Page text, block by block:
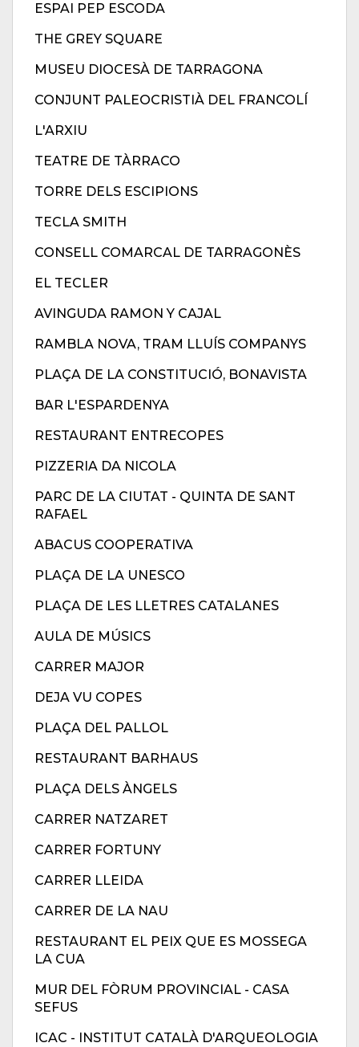
ESPAI PEP ESCODA
THE GREY SQUARE
MUSEU DIOCESÀ DE TARRAGONA
CONJUNT PALEOCRISTIÀ DEL FRANCOLÍ
L'ARXIU
TEATRE DE TÀRRACO
TORRE DELS ESCIPIONS
TECLA SMITH
CONSELL COMARCAL DE TARRAGONÈS
EL TECLER
AVINGUDA RAMON Y CAJAL
RAMBLA NOVA, TRAM LLUÍS COMPANYS
PLAÇA DE LA CONSTITUCIÓ, BONAVISTA
BAR L'ESPARDENYA
RESTAURANT ENTRECOPES
PIZZERIA DA NICOLA
PARC DE LA CIUTAT - QUINTA DE SANT
RAFAEL
ABACUS COOPERATIVA
PLAÇA DE LA UNESCO
PLAÇA DE LES LLETRES CATALANES
AULA DE MÚSICS
CARRER MAJOR
DEJA VU COPES
PLAÇA DEL PALLOL
RESTAURANT BARHAUS
PLAÇA DELS ÀNGELS
CARRER NATZARET
CARRER FORTUNY
CARRER LLEIDA
CARRER DE LA NAU
RESTAURANT EL PEIX QUE ES MOSSEGA
LA CUA
MUR DEL FÒRUM PROVINCIAL - CASA
SEFUS
ICAC - INSTITUT CATALÀ D'ARQUEOLOGIA